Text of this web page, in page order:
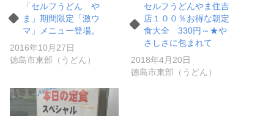
「セルフうどん や
ま」期間限定「激ウ
マ」メニュー登場。
2016年10月27日
徳島市東部（うどん）
セルフうどんやま住吉
店１００％お得な朝定
食大全 330円～★や
さしさに包まれて
2018年4月20日
徳島市東部（うどん）